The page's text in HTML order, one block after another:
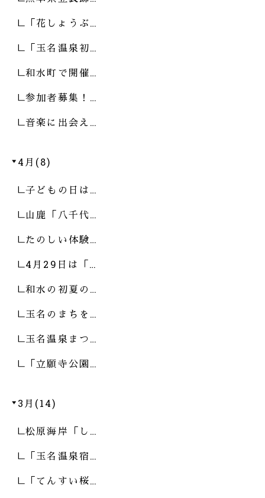
「花しょうぶ…
「玉名温泉初…
和水町で開催…
参加者募集！…
音楽に出会え…
4月(8)
子どもの日は…
山鹿「八千代…
たのしい体験…
4月29日は「…
和水の初夏の…
玉名のまちを…
玉名温泉まつ…
「立願寺公園…
3月(14)
松原海岸「し…
「玉名温泉宿…
「てんすい桜…